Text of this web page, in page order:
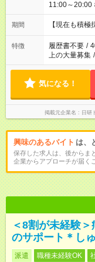
11:00～20:00 など 上記は一例です。その他シフ
さい。 ※Wワークの場合当社と合わせて法定労働時間が週40時
間を超えなけ
期間 【現在も積
特徴 履歴書不要 /
上の大量募集 /
気になる！
掲載元企業名 日研
興味のあるバイト は、
保存した求人は、後からま
企業からアプローチが届く
＜8割が未経験
のサポート＊し
派遣 職種未経験OK